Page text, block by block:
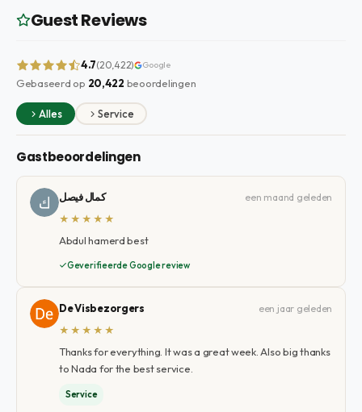
Guest Reviews
4.7(20,422) Google
Gebaseerd op 20,422 beoordelingen
Alles Service
Gastbeoordelingen
كمال فيصل
een maand geleden
★★★★★
Abdul hamerd best
Geverifieerde Google review
De Visbezorgers
een jaar geleden
★★★★★
Thanks for everything. It was a great week. Also big thanks
to Nada for the best service.
Service